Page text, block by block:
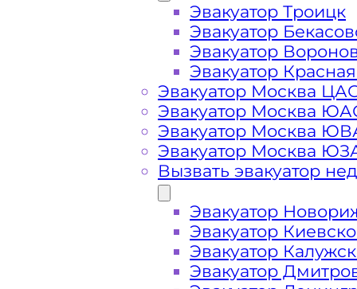
Эвакуатор Задорино
вызове, подача ближайшего
Погрузим бережно- в наличии
автомобиля по Задорино при
Перевезём аккуратно- за рулем
Цена известна при заказе услуги
доступная стоимость услуг без
Эвакуатор Троицк
Эвакуатор
Эвакуатор
Эвакуатор
Эвакуатор Москва
Эвакуатор Москва
Эвакуатор Москва
Эвакуатор Москва
Вызвать эвакуатор
Эвакуатор
Эвакуатор
Эвакуатор
Эвакуатор